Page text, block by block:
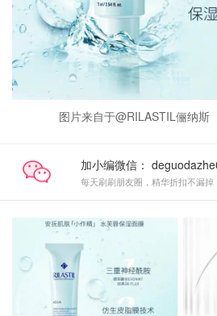
图片来自于@RILASTIL俪纳斯
加小编微信：
每天刷刷朋友圈，精华折扣不漏掉